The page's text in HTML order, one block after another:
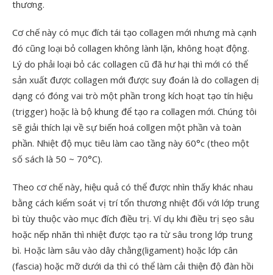
thương.
Cơ chế này có mục đích tái tạo collagen mới nhưng mà cạnh
đó cũng loại bỏ collagen không lành lặn, không hoạt động.
Lý do phải loại bỏ các collagen cũ đã hư hại thì mới có thể
sản xuất được collagen mới được suy đoán là do collagen dị
dạng có đóng vai trò một phần trong kích hoạt tạo tín hiệu
(trigger) hoặc là bộ khung để tạo ra collagen mới. Chúng tôi
sẽ giải thích lại về sự biến hoá collgen một phần và toàn
phần. Nhiệt độ mục tiêu làm cao tầng này 60°c (theo một
số sách là 50 ~ 70°C).
Theo cơ chế này, hiệu quả có thể được nhìn thấy khác nhau
bằng cách kiểm soát vị trí tổn thương nhiệt đối với lớp trung
bì tùy thuộc vào mục đích điều trị. Ví dụ khi điều trị sẹo sâu
hoặc nếp nhăn thì nhiệt được tạo ra từ sâu trong lớp trung
bì. Hoặc làm sâu vào dây chằng(ligament) hoặc lớp cân
(fascia) hoặc mỡ dưới da thì có thể làm cải thiện độ đàn hồi